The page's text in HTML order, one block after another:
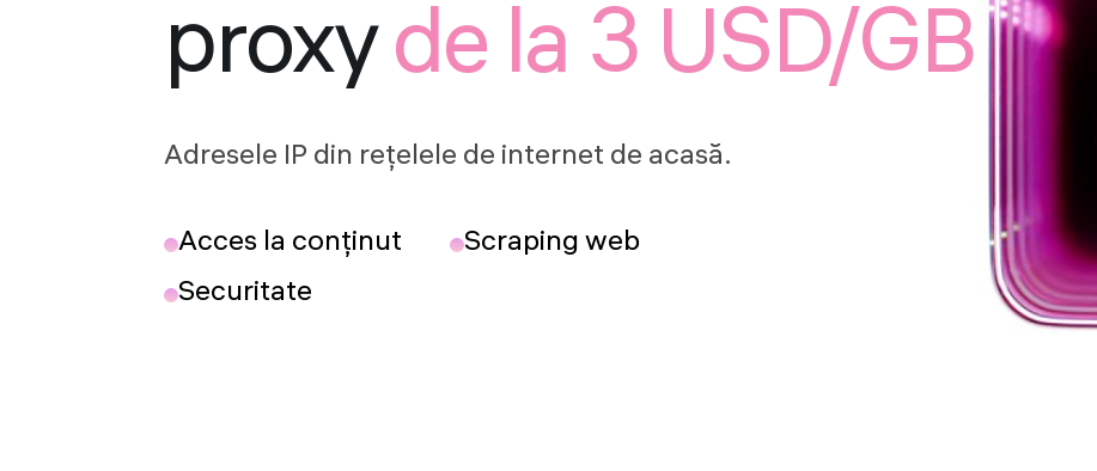
proxyde la 3 USD/GB
Adresele IP din rețelele de internet de acasă.
Acces la conținut
Scraping web
Securitate